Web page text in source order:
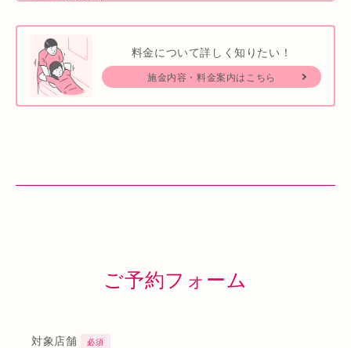
料金について詳しく知りたい！
施金内容・料金案内はこちら
ご予約フォーム
対象店舗 必須